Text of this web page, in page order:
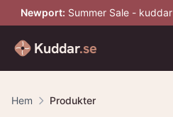
Newport: Summer Sale -
Kuddar.se
Hem Produkter